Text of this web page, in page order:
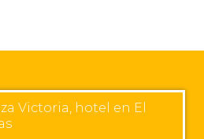
Victoria, hotel en El